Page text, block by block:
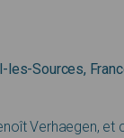
les-Sources,
Verhaegen, et